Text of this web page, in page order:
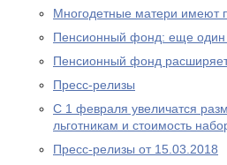
Многодетные матери имеют
Пенсионный фонд: еще один
Пенсионный фонд расширяет
Пресс-релизы
С 1 февраля увеличатся
льготникам и стоимость
Пресс-релизы от 15.03.2018